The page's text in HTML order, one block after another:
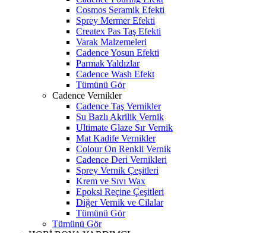
Cosmos Seramik Efekti
Sprey Mermer Efekti
Createx Pas Taş Efekti
Varak Malzemeleri
Cadence Yosun Efekti
Parmak Yaldızlar
Cadence Wash Efekt
Tümünü Gör
Cadence Vernikler
Cadence Taş Vernikler
Su Bazlı Akrilik Vernik
Ultimate Glaze Sır Vernik
Mat Kadife Vernikler
Colour On Renkli Vernik
Cadence Deri Vernikleri
Sprey Vernik Çeşitleri
Krem ve Sıvı Wax
Epoksi Reçine Çeşitleri
Diğer Vernik ve Cilalar
Tümünü Gör
Tümünü Gör